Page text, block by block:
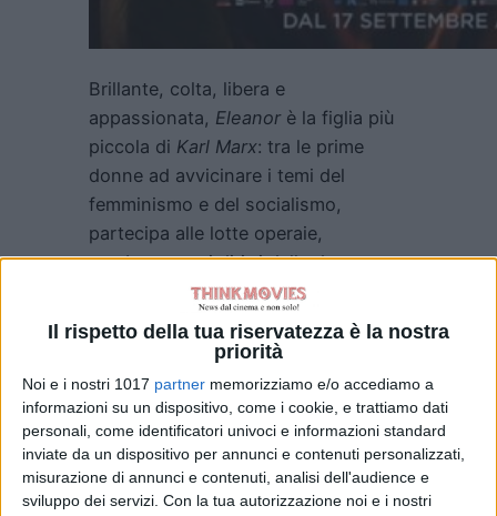
Il rispetto della tua riservatezza è la nostra
priorità
Noi e i nostri 1017 partner memorizziamo e/o accediamo a
informazioni su un dispositivo, come i cookie, e trattiamo dati
personali, come identificatori univoci e informazioni standard
inviate da un dispositivo per annunci e contenuti personalizzati,
misurazione di annunci e contenuti, analisi dell'audience e
sviluppo dei servizi. Con la tua autorizzazione noi e i nostri
Brillante, colta, libera e
appassionata, Eleanor è la figlia più
piccola di Karl Marx: tra le prime
donne ad avvicinare i temi del
femminismo e del socialismo,
partecipa alle lotte operaie,
combatte per i diritti delle donne e
l’abolizione del lavoro minorile.
Quando, nel
1883,
Edward
Aveling
, la sua vita cambia per
sempre, travolta da un amore
appassionato ma dal destino tragico.